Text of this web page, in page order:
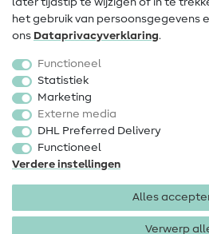
Populair
Fournituren
Sale
later tijdstip te wijzigen of in te
het gebruik van persoonsgegevens
ons Data­privacy­verklaring.
Functioneel
Statistiek
Marketing
Externe media
DHL Preferred Delivery
Functioneel
Verdere instellingen
Alles
Verwerp
Colofon Privacy
Algemene